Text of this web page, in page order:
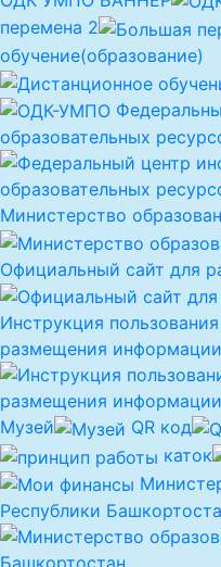
перемена 2
обучение(образование)
образовательных
Министерство
Официальный сайт для
Инструкция
размещения информации
Музей QR код
каток
Республики